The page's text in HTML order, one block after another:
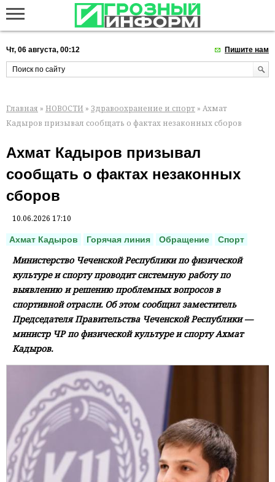
Чт, 06 августа, 00:12 Пишите нам
Главная » НОВОСТИ » Здравоохранение и спорт » Ахмат
Кадыров призывал сообщать о фактах незаконных сборов
Ахмат Кадыров призывал
сообщать о фактах незаконных
сборов
10.06.2026 17:10
Ахмат Кадыров Горячая линия Обращение Спорт
Министерство Чеченской Республики по физической
культуре и спорту проводит системную работу по
выявлению и решению проблемных вопросов в
спортивной отрасли. Об этом сообщил заместитель
Председателя Правительства Чеченской Республики —
министр ЧР по физической культуре и спорту Ахмат
Кадыров.